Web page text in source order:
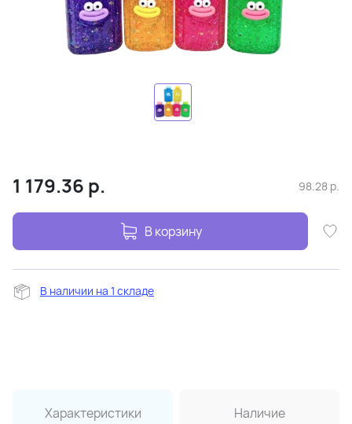
1 179.36 р. 98.28 р.
В корзину
В наличии на 1 складе
Характеристики Наличие